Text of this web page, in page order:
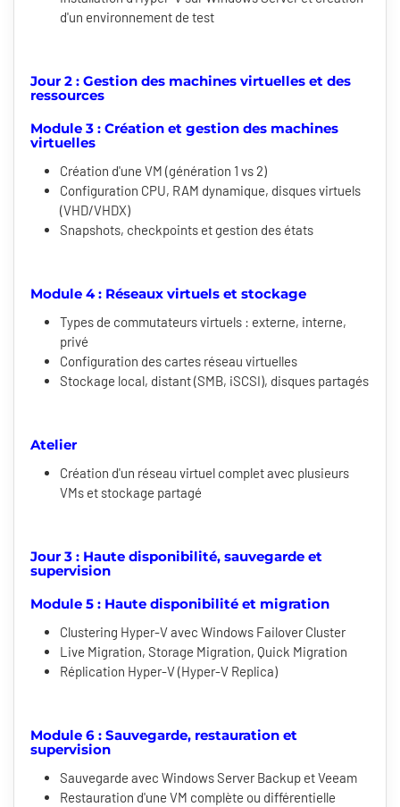
d'un environnement de test
Jour 2 : Gestion des machines virtuelles et des
ressources
Module 3 : Création et gestion des machines
virtuelles
Création d'une VM (génération 1 vs 2)
Configuration CPU, RAM dynamique, disques virtuels
(VHD/VHDX)
Snapshots, checkpoints et gestion des états
Module 4 : Réseaux virtuels et stockage
Types de commutateurs virtuels : externe, interne,
privé
Configuration des cartes réseau virtuelles
Stockage local, distant (SMB, iSCSI), disques partagés
Atelier
Création d'un réseau virtuel complet avec plusieurs
VMs et stockage partagé
Jour 3 : Haute disponibilité, sauvegarde et
supervision
Module 5 : Haute disponibilité et migration
Clustering Hyper-V avec Windows Failover Cluster
Live Migration, Storage Migration, Quick Migration
Réplication Hyper-V (Hyper-V Replica)
Module 6 : Sauvegarde, restauration et
supervision
Sauvegarde avec Windows Server Backup et Veeam
Restauration d'une VM complète ou différentielle